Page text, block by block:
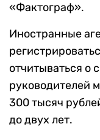
«Фактограф».
Иностранные
отчитываться о
руководителей
300 тысяч
до двух лет.